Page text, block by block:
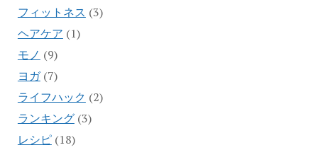
フィットネス (3)
ヘアケア (1)
モノ (9)
ヨガ(7)
ライフハック (2)
ランキング(3)
レシピ(18)